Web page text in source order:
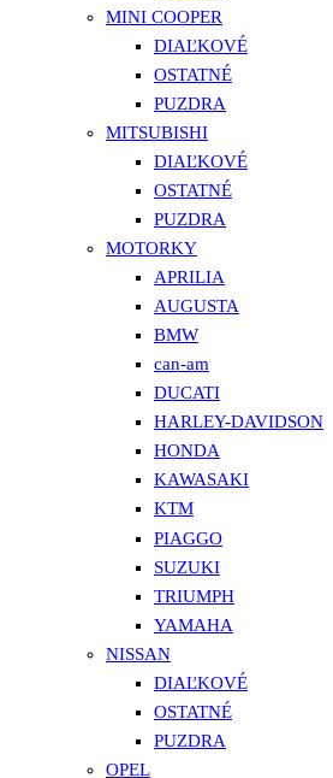
MINI COOPER
DIAĽKOVÉ
OSTATNÉ
PUZDRA
MITSUBISHI
DIAĽKOVÉ
OSTATNÉ
PUZDRA
MOTORKY
APRILIA
AUGUSTA
BMW
can-am
DUCATI
HARLEY-DAVIDSON
HONDA
KAWASAKI
KTM
PIAGGO
SUZUKI
TRIUMPH
YAMAHA
NISSAN
DIAĽKOVÉ
OSTATNÉ
PUZDRA
OPEL